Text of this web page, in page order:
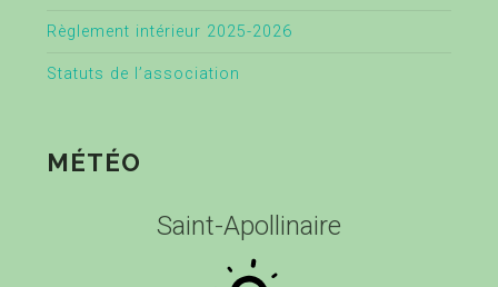
Règlement intérieur 2025-2026
Statuts de l’association
MÉTÉO
Saint-Apollinaire